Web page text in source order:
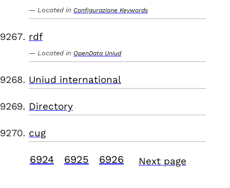
Located in Configurazione Keywords
rdf
Located in OpenData Uniud
Uniud international
Directory
cug
6924 6925 6926 Next page